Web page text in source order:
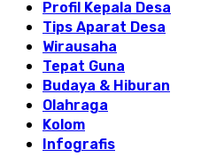
Profil Kepala Desa
Tips Aparat Desa
Wirausaha
Tepat Guna
Budaya & Hiburan
Olahraga
Kolom
Infografis